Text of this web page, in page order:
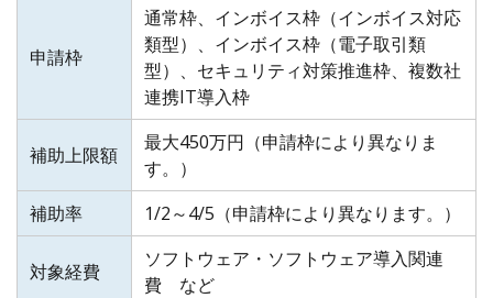
申請枠
通常枠、インボイス枠（インボイス対応
類型）、インボイス枠（電子取引類
型）、セキュリティ対策推進枠、複数社
連携IT導入枠
補助上限額
最大450万円（申請枠により異なりま
す。）
補助率
1/2～4/5（申請枠により異なります。）
対象経費
ソフトウェア・ソフトウェア導入関連
費 など